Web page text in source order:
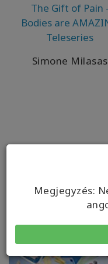
Megjegyzés:
The Gift of Pain -
Bodies are
Teleseries
Simone Milasas